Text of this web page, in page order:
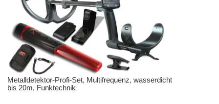
Metalldetektor-Profi-Set, Multifrequenz, wasserdicht
bis 20m, Funktechnik